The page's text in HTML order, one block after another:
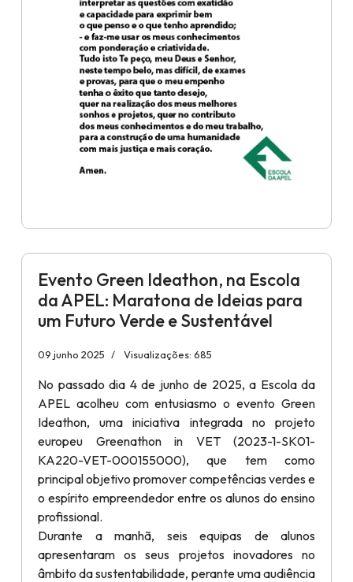
Evento Green Ideathon, na Escola
da APEL: Maratona de Ideias para
um Futuro Verde e Sustentável
09 junho 2025 Visualizações: 685
No passado dia 4 de junho de 2025, a Escola da
APEL acolheu com entusiasmo o evento Green
Ideathon, uma iniciativa integrada no projeto
europeu Greenathon in VET (2023-1-SK01-
KA220-VET-000155000), que tem como
principal objetivo promover competências verdes e
o espírito empreendedor entre os alunos do ensino
profissional.
Durante a manhã, seis equipas de alunos
apresentaram os seus projetos inovadores no
âmbito da sustentabilidade, perante uma audiência